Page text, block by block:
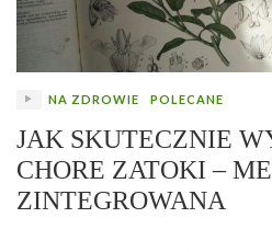
NA ZDROWIE POLECANE
JAK SKUTECZNIE
CHORE ZATOKI –
ZINTEGROWANA